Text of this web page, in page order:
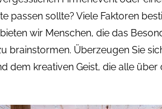
passen sollte? Viele Faktoren
wir Menschen, die das
brainstormen. Überzeugen Sie
dem kreativen Geist, die alle